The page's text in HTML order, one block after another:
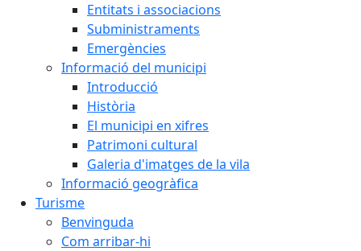
Entitats i associacions
Subministraments
Emergències
Informació del municipi
Introducció
Història
El municipi en xifres
Patrimoni cultural
Galeria d'imatges de la vila
Informació geogràfica
Turisme
Benvinguda
Com arribar-hi